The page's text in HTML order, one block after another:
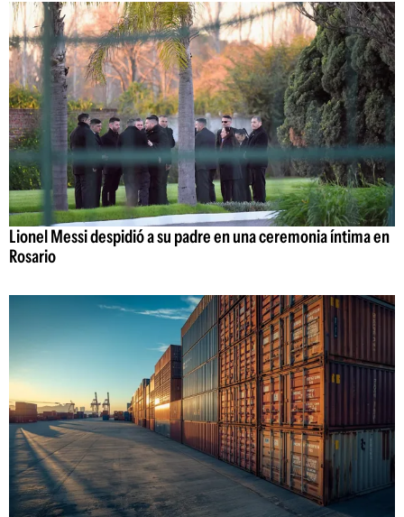
Lionel Messi despidió a su padre en una ceremonia íntima en
Rosario